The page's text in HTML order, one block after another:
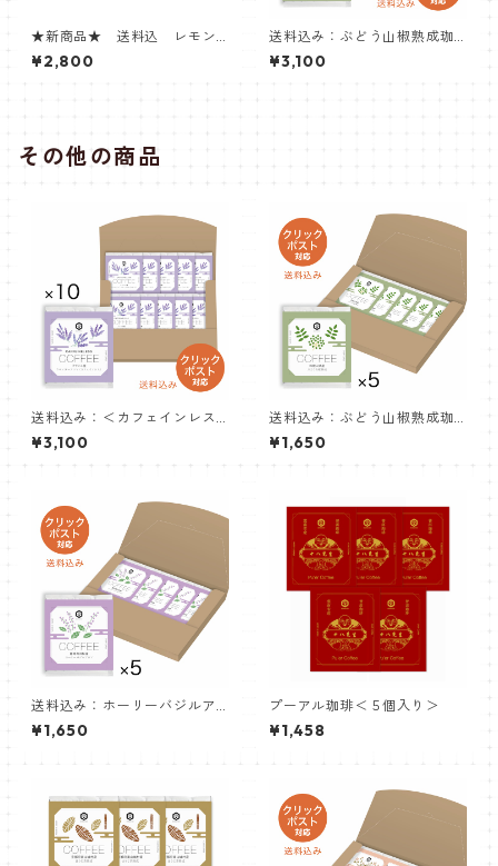
★新商品★ 送料込 レモン
グラスアロマ珈琲＜１２個入
りBag＞
¥2,800
送料込み：ぶどう山椒熟成珈
琲＜10個入り＞
¥3,100
その他の商品
送料込み：＜カフェインレス
＞ラベンダーアロマ珈琲＜10
個入り＞
¥3,100
送料込み：ぶどう山椒熟成珈
琲＜５個入り＞
¥1,650
送料込み：ホーリーバジルア
ロマ珈琲＜５個入り＞
¥1,650
プーアル珈琲＜５個入り＞
¥1,458